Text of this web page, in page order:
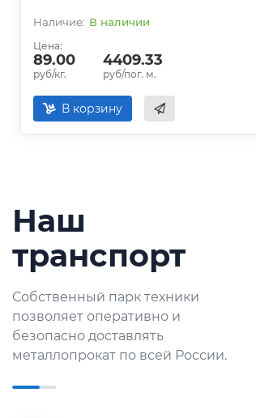
В наличии
Цена:
89.00
руб/кг.
4409.33
руб/пог. м.
В корзину
Наш
транспорт
Собственный парк техники
позволяет оперативно и
безопасно доставлять
металлопрокат по всей России.
Оперативная доставка
небольших партий
металлопроката по городу и
области.